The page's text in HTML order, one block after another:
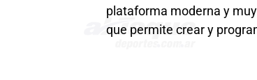
plataforma moderna y
que permite crear y